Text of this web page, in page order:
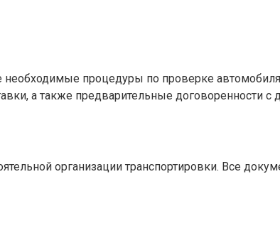
процедуры по проверке
а также предварительные договоренности с
организации транспортировки. Все